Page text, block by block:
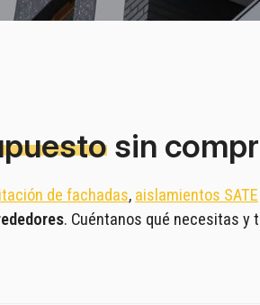
sin
de fachadas, aislamientos SATE
. Cuéntanos qué necesitas y